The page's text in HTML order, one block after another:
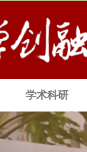
学术科研